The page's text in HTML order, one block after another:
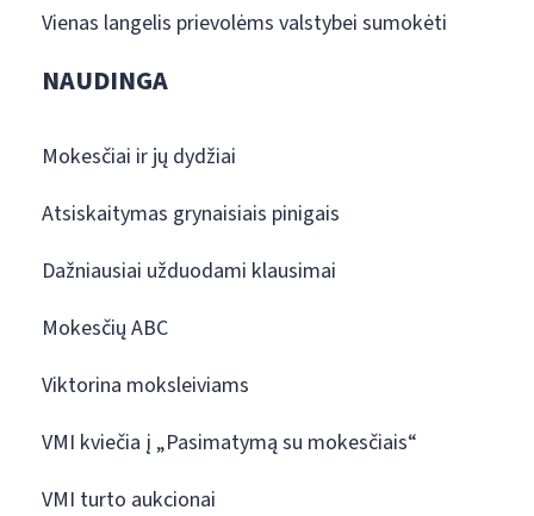
Vienas langelis prievolėms valstybei sumokėti
NAUDINGA
Mokesčiai ir jų dydžiai
Atsiskaitymas grynaisiais pinigais
Dažniausiai užduodami klausimai
Mokesčių ABC
Viktorina moksleiviams
VMI kviečia į „Pasimatymą su mokesčiais“
VMI turto aukcionai